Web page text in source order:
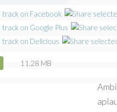
11.28 MB